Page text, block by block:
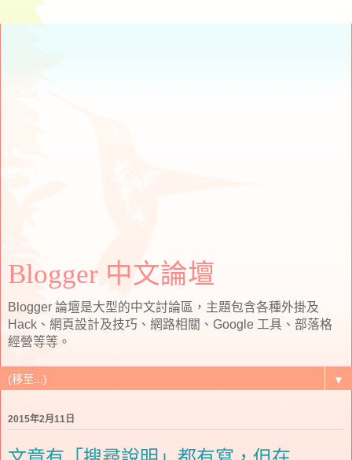
Blogger 中文論壇
Blogger 論壇是大型的中文討論區，主題包含各種外掛及
Hack、網頁設計及技巧、網路相關、Google 工具、部落格
經營等等。
▼
2015年2月11日